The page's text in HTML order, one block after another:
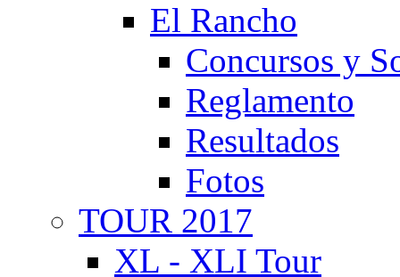
El Rancho
Concursos y
Reglamento
Resultados
Fotos
TOUR 2017
XL - XLI Tour